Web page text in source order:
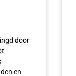
door
en​